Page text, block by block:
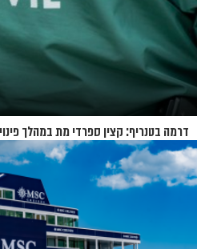
דרמה בטנריף: קצין ספרדי מת במהלך